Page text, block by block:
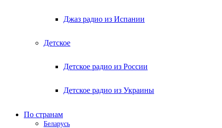
Джаз радио из Испании
Детское
Детское радио из России
Детское радио из Украины
По странам
Беларусь